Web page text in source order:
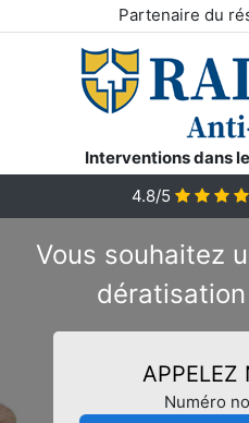
Partenaire du
Interventions dans
4.8/5
Vous souhaitez
APPELEZ
Numéro